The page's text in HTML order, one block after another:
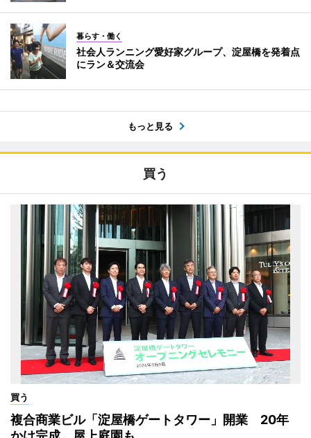
暮らす・働く
社会人ランニング愛好家グループ、淀屋橋を発着点
にラン＆交流会
もっと見る
買う
買う
複合商業ビル「淀屋橋ゲートタワー」開業 20年